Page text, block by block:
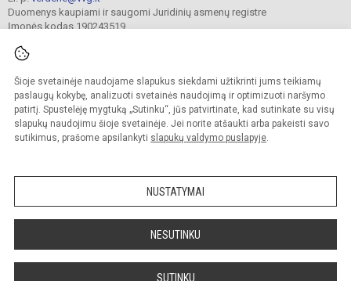
Šioje svetainėje naudojame slapukus siekdami užtikrinti jums teikiamų
paslaugų kokybę, analizuoti svetainės naudojimą ir optimizuoti naršymo
patirtį. Spustelėję mygtuką „Sutinku“, jūs patvirtinate, kad sutinkate su visų
slapukų naudojimu šioje svetainėje. Jei norite atšaukti arba pakeisti savo
sutikimus, prašome apsilankyti slapukų valdymo puslapyje.
NUSTATYMAI
NESUTINKU
SUTINKU
Duomenys kaupiami ir saugomi Juridinių asmenų registre
Įmonės kodas 190243519
© 2022. Visagino „Verdenės“ gimnazija. Visos teisės saugomos.
Kopijuoti turinį be raštiško gimnazijos sutikimo griežtai draudžiama.
Versija neįgaliesiems Slapukų valdymas
Sumanus būdas atnaujinti